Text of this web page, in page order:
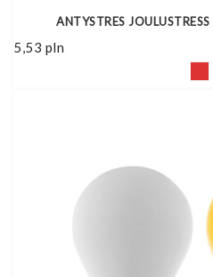
ANTYSTRES
5,53 pln